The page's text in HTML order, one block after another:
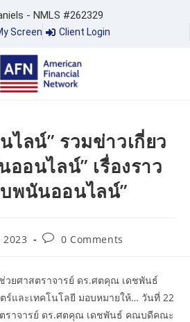
- NMLS #262329
Screen Client Login
ไลน์” รวมข่าวเกี่ยว
ออนไลน์” เรื่องราว
บพนันออนไลน์”
2023 0 Comments
วยศาสตราจารย์ ดร.ศตคุณ เดชพันธ์
และเทคโนโลยี มอบหมายให้… วันที่ 22
ราจารย์ ดร.ศตคุณ เดชพันธ์ คณบดีคณะ